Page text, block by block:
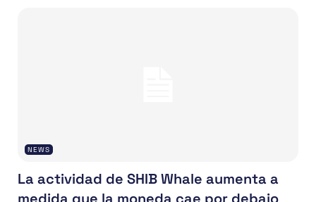
NEWS
La actividad de SHIB Whale aumenta a
medida que la moneda cae por debajo